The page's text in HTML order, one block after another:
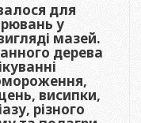
для
у
мазей.
дерева
висипки,
різного